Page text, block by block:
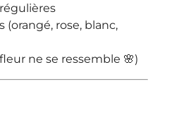
rose, blanc,
ne se ressemble 🌸)